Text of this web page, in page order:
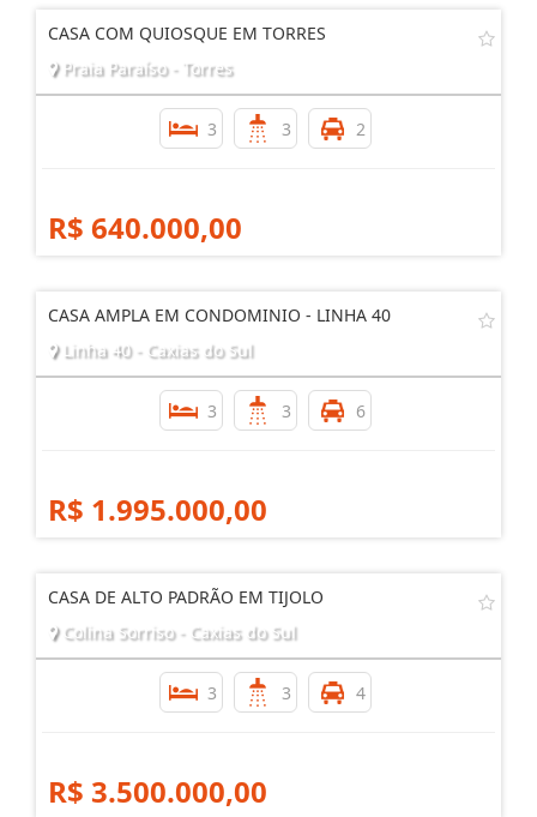
CASA COM QUIOSQUE EM TORRES
Praia Paraíso - Torres
3 3 2
R$ 640.000,00
CASA AMPLA EM CONDOMINIO - LINHA 40
Linha 40 - Caxias do Sul
3 3 6
R$ 1.995.000,00
CASA DE ALTO PADRÃO EM TIJOLO
Colina Sorriso - Caxias do Sul
3 3 4
R$ 3.500.000,00